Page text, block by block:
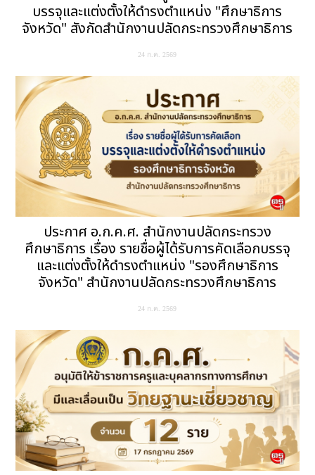
บรรจุและแต่งตั้งให้ดำรงตำแหน่ง "ศึกษาธิการ
จังหวัด" สังกัดสำนักงานปลัดกระทรวงศึกษาธิการ
24 ก.ค. 2569
ประกาศ อ.ก.ค.ศ. สำนักงานปลัดกระทรวง
ศึกษาธิการ เรื่อง รายชื่อผู้ได้รับการคัดเลือกบรรจุ
และแต่งตั้งให้ดำรงตำแหน่ง "รองศึกษาธิการ
จังหวัด" สำนักงานปลัดกระทรวงศึกษาธิการ
24 ก.ค. 2569